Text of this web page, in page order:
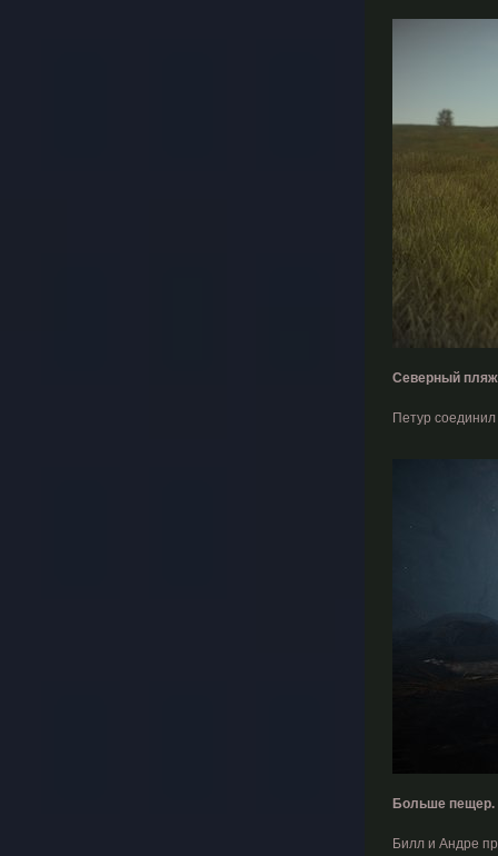
Северный
Петур
Больше пещер.
Билл и Андре